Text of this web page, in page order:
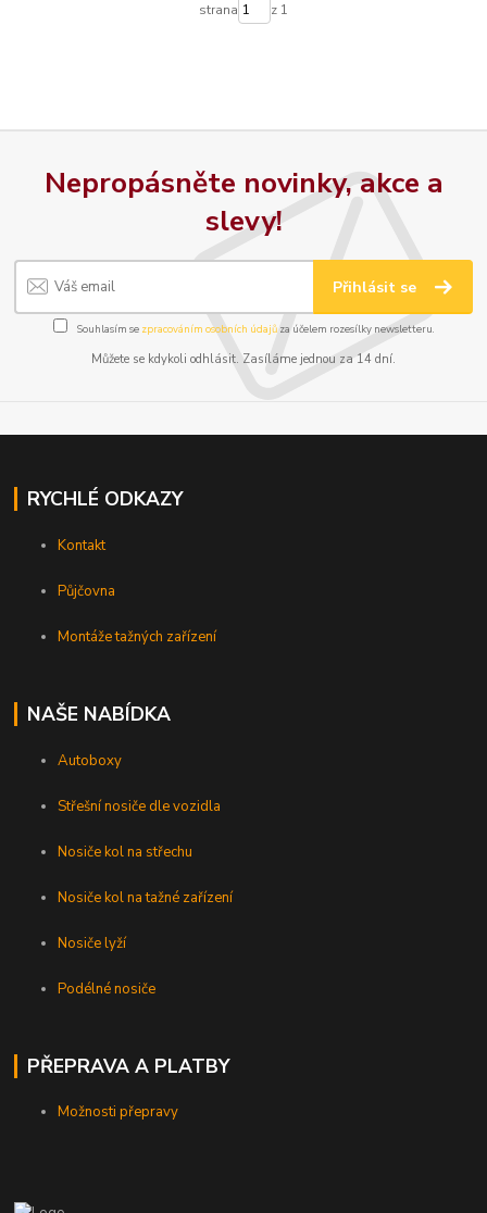
strana z 1
Nepropásněte novinky, akce a
slevy!
Přihlásit se
Souhlasím se zpracováním osobních údajůza účelem rozesílky newsletteru.
Můžete se kdykoli odhlásit. Zasíláme jednou za 14 dní.
RYCHLÉ ODKAZY
Kontakt
Půjčovna
Montáže tažných zařízení
NAŠE NABÍDKA
Autoboxy
Střešní nosiče dle vozidla
Nosiče kol na střechu
Nosiče kol na tažné zařízení
Nosiče lyží
Podélné nosiče
PŘEPRAVA A PLATBY
Možnosti přepravy